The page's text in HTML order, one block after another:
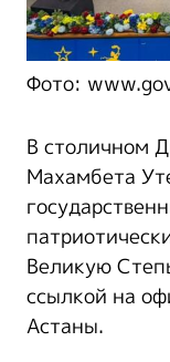
Фото:
В столичном
Махамбета
Великую
ссылкой на
Астаны.